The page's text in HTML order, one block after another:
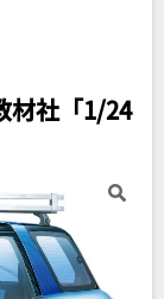
材社「1/24